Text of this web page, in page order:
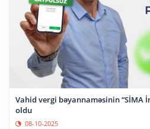
Vahid vergi bəyannaməsinin “SİMA
oldu
08-10-2025